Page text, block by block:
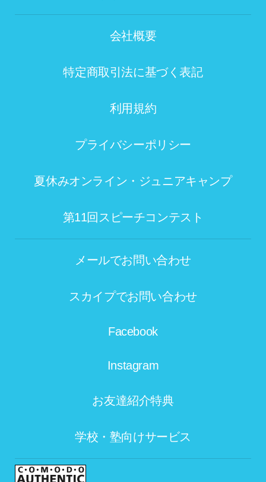
会社概要
特定商取引法に基づく表記
利用規約
プライバシーポリシー
夏休みオンライン・ジュニアキャンプ
第11回スピーチコンテスト
メールでお問い合わせ
スカイプでお問い合わせ
Facebook
Instagram
お友達紹介特典
学校・塾向けサービス